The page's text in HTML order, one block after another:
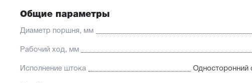
Общие параметры
Диаметр поршня, мм
Рабочий ход, мм
Исполнение штока Односторонний